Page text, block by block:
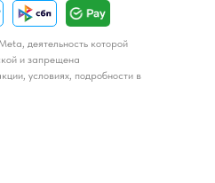
деятельность которой
и запрещена
условиях, подробности в